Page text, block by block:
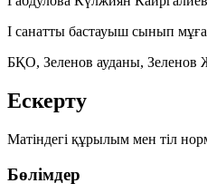
І санатты бастауыш сынып
БҚО, Зеленов ауданы,
Ескерту
Матіндегі құрылым мен тіл
Бөлімдер